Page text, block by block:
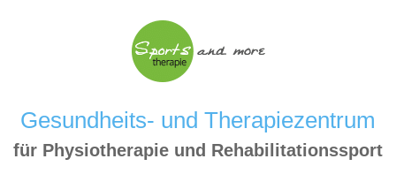
Gesundheits- und Therapiezentrum
für Physiotherapie und Rehabilitationssport